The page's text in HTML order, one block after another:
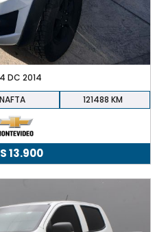
DC 2014
NAFTA 121488
13.900